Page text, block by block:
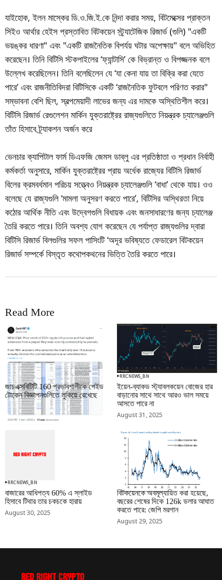
যাইহোক, ইলন মাস্কের ডি.ও.জি.ই.কে নিন্দা করার সময়, বিটমেক্সের প্রাক্তন
সিইও আর্থার হেইস প্রস্তাবিত বিটকয়েন স্ট্র্যাটেজিক রিজার্ভ (গুলি) "একটি
ভয়ঙ্কর ধারণা" এবং "একটি রাজনৈতিক বিপর্যয় ঘটার অপেক্ষায়" বলে অভিহিত
করেছেন। তিনি বিটিসি স্টকপাইলের ‘ফ্যান্টাসি’ কে বিভ্রান্ত ও বিপজ্জনক বলে
উল্লেখ করেছিলেন। তিনি বলেছিলেন যে ‘যা কেনা যায় তা বিক্রি করা যেতে
পারে’ এবং রাজনীতিবিদরা বিটিসিকে একটি ‘রাজনৈতিক ফুটবলে পরিণত করার"
সম্ভাবনা বেশি ছিল, স্বল্পমেয়াদী লাভের জন্য এর দামকে অস্থিতিশীল করে।
বিটিসি রিজার্ভ রেগুলেশন মার্কিন যুক্তরাষ্ট্রের রাজ্যগুলিতে নিয়ন্ত্রক চ্যালেঞ্জগুলি
তাঁত হিসাবে ট্র্যাকশন অর্জন করে
ভেনচার ক্যাপিটাল ফার্ম ডিএফজি জেমস ডাব্লু এর প্রতিষ্ঠাতা ও প্রধান নির্বাহী
কর্মকর্তা অনুসারে, মার্কিন যুক্তরাষ্ট্রের প্রায় অর্ধেক রাজ্যের বিটিসি রিজার্ভ
বিলের ক্রমবর্ধমান পরিচয় সত্ত্বেও নিয়ন্ত্রক চ্যালেঞ্জগুলি ‘বাধা’ থেকে যায়। ওও
বলেছে যে রাজ্যগুলি ‘মামলা অনুসরণ করতে পারে’, বিটিসির অস্থিরতা নিয়ে
কঠোর আর্থিক নীতি এবং উদ্বেগগুলি বিধায়ক এবং জনসাধারণের জন্য চ্যালেঞ্জ
তৈরি করতে পারে। তিনি অবশ্য যোগ করেছেন যে পর্যাপ্ত রাজ্যগুলির দ্বারা
বিটিসি রিজার্ভ বিলগুলির সফল পাসিংটি ‘অদূর ভবিষ্যতে ফেডারেল বিটকয়েন
রিজার্ভ সম্পর্কে বিস্তৃত কথোপকথনের ভিত্তি তৈরি করতে পারে।
Read More
RRCNEWS_BN
জাচএক্সবিটিটি 160 প্রভাবশালীকে পেইড
টোকেন বিজ্ঞাপনগুলিতে লুকিয়ে রেখেছে
September 01, 2025
RRCNEWS_BN
ইয়েন-ব্যাকড স্ট্যাবলকয়েন বোজের হার
বাড়ানোর সাথে সাথে আরও ভাল সময়ে
আসতে পারে না
August 31, 2025
RRCNEWS_BN
বাজারের আধিপত্য 60% এ স্লাইড
হিসাবে টিথার তার চকচকে হারায়
August 30, 2025
RRCNEWS_BN
বিটকয়েনকে অবমূল্যায়িত করা হয়েছে,
বছরের শেষের দিকে 126k ডলার আঘাত
করতে পারে: জেপি মরগান
August 29, 2025